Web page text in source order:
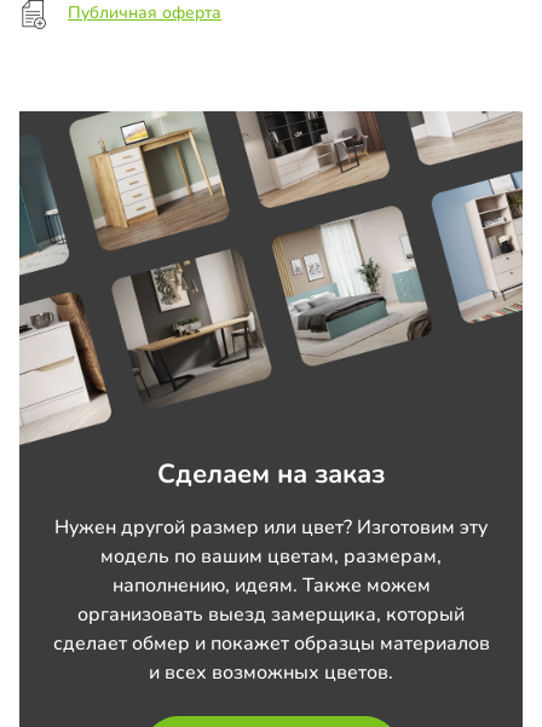
Публичная оферта
Сделаем на заказ
Нужен другой размер или цвет? Изготовим эту
модель по вашим цветам, размерам,
наполнению, идеям. Также можем
организовать выезд замерщика, который
сделает обмер и покажет образцы материалов
и всех возможных цветов.